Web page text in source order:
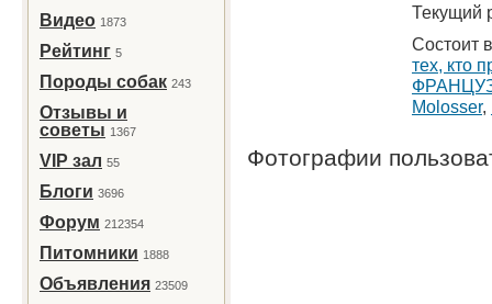
Видео 1873
Рейтинг 5
Породы собак 243
Отзывы и
советы 1367
VIP зал 55
Блоги 3696
Форум 212354
Питомники 1888
Объявления 23509
Текущий
Состоит
тех, кто
Molosser,
Фотографии